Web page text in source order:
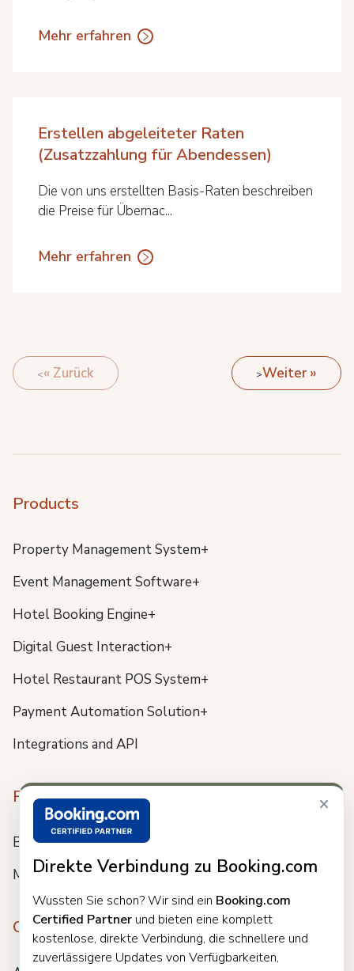
×
Direkte Verbindung zu Booking.com
Wussten Sie schon? Wir sind ein Booking.com
Certified Partnerund bieten eine komplett
kostenlose, direkte Verbindung, die schnellere und
zuverlässigere Updates von Verfügbarkeiten,
Mehr erfahren
Erstellen abgeleiteter Raten
(Zusatzzahlung für Abendessen)
Die von uns erstellten Basis-Raten beschreiben
die Preise für Übernac...
Mehr erfahren
« Zurück Weiter »
Products
Property Management System+
Event Management Software+
Hotel Booking Engine+
Digital Guest Interaction+
Hotel Restaurant POS System+
Payment Automation Solution+
Integrations and API
Resources
Blog
Meet us
Company